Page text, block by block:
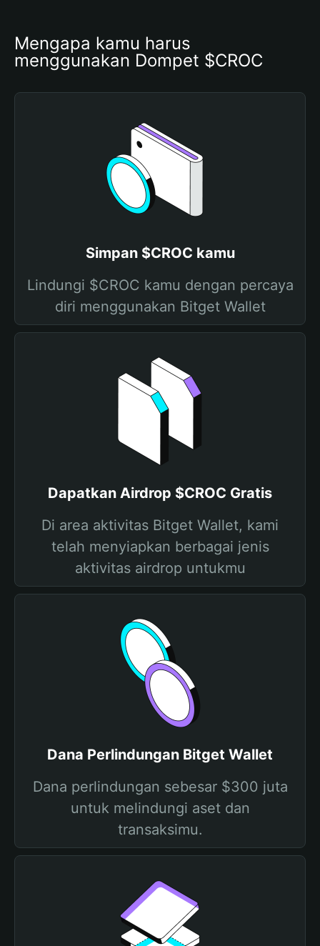
Mengapa kamu harus
menggunakan Dompet $CROC
Simpan $CROC kamu
Lindungi $CROC kamu dengan percaya
diri menggunakan Bitget Wallet
Dapatkan Airdrop $CROC Gratis
Di area aktivitas Bitget Wallet, kami
telah menyiapkan berbagai jenis
aktivitas airdrop untukmu
Dana Perlindungan Bitget Wallet
Dana perlindungan sebesar $300 juta
untuk melindungi aset dan
transaksimu.